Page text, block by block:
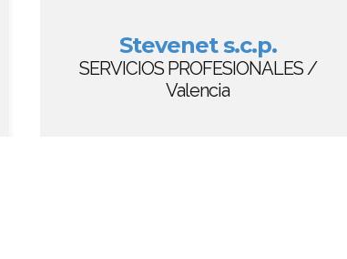
Stevenet s.c.p.
SERVICIOS PROFESIONALES /
Valencia